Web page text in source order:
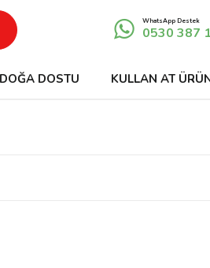
WhatsApp Destek
0530 387
DOĞA DOSTU KULLAN AT